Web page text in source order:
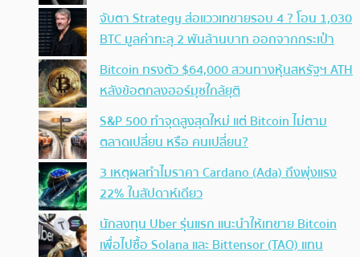
จับตา Strategy ส่อแววเทขายรอบ 4 ? โอน 1,030
BTC มูลค่าทะลุ 2 พันล้านบาท ออกจากกระเป๋า
Bitcoin ทรงตัว $64,000 สวนทางหุ้นสหรัฐฯ ATH
หลังข้อตกลงฮอร์มุซใกล้ยุติ
S&P 500 ทำจุดสูงสุดใหม่ แต่ Bitcoin ไม่ตาม
ตลาดเปลี่ยน หรือ คนเปลี่ยน?
3 เหตุผลทำไมราคา Cardano (Ada) ถึงพุ่งแรง
22% ในสัปดาห์เดียว
นักลงทุน Uber รุ่นแรก แนะนำให้เทขาย Bitcoin
เพื่อไปซื้อ Solana และ Bittensor (TAO) แทน